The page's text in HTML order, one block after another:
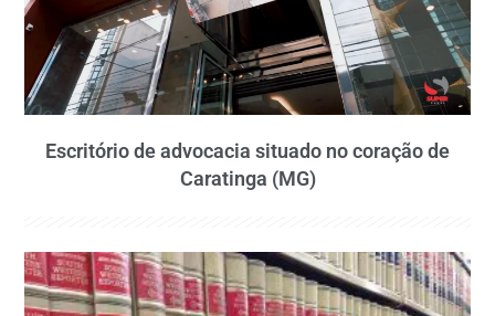
Escritório de advocacia situado no coração de
Caratinga (MG)